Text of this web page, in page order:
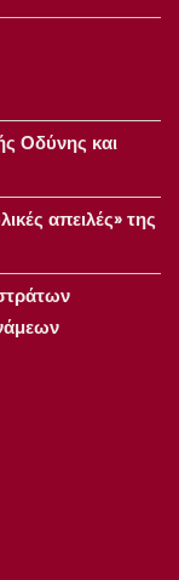
Οδύνης και
απειλές» της